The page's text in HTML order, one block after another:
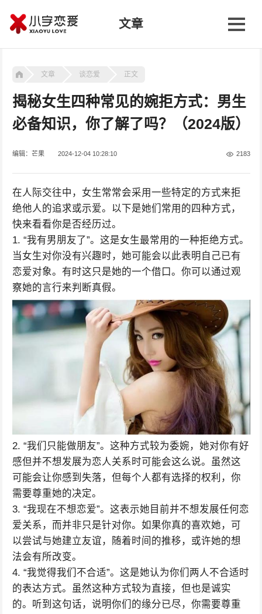
文章
文章 谈恋爱 正文
揭秘女生四种常见的婉拒方式：男生
必备知识，你了解了吗？（2024版）
编辑：芒果 2024-12-04 10:28:10 2183
在人际交往中，女生常常会采用一些特定的方式来拒
绝他人的追求或示爱。以下是她们常用的四种方式，
快来看看你是否经历过。
1. “我有男朋友了”。这是女生最常用的一种拒绝方式。
当女生对你没有兴趣时，她可能会以此表明自己已有
恋爱对象。有时这只是她的一个借口。你可以通过观
察她的言行来判断真假。
2. “我们只能做朋友”。这种方式较为委婉，她对你有好
感但并不想发展为恋人关系时可能会这么说。虽然这
可能会让你感到失落，但每个人都有选择的权利，你
需要尊重她的决定。
3. “我现在不想恋爱”。这表示她目前并不想发展任何恋
爱关系，而并非只是针对你。如果你真的喜欢她，可
以尝试与她建立友谊，随着时间的推移，或许她的想
法会有所改变。
4. “我觉得我们不合适”。这是她认为你们两人不合适时
的表达方式。虽然这种方式较为直接，但也是诚实
的。听到这句话，说明你们的缘分已尽，你需要尊重